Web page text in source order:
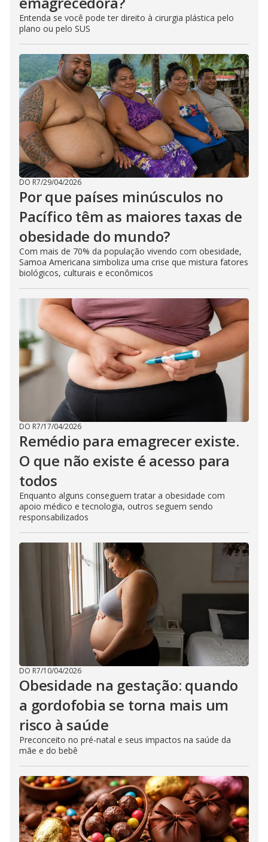
Entenda se você pode ter direito à cirurgia plástica pelo
plano ou pelo SUS
DO R7/29/04/2026
Por que países minúsculos no
Pacífico têm as maiores taxas de
obesidade do mundo?
Com mais de 70% da população vivendo com obesidade,
Samoa Americana simboliza uma crise que mistura fatores
biológicos, culturais e econômicos
DO R7/17/04/2026
Remédio para emagrecer existe.
O que não existe é acesso para
todos
Enquanto alguns conseguem tratar a obesidade com
apoio médico e tecnologia, outros seguem sendo
responsabilizados
DO R7/10/04/2026
Obesidade na gestação: quando
a gordofobia se torna mais um
risco à saúde
Preconceito no pré-natal e seus impactos na saúde da
mãe e do bebê